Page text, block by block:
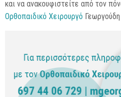
και να ανακουφιστείτε από τον
Ορθοπαιδικό Χειρουργό